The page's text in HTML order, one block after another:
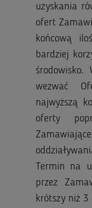
uzyskania
ofert
końcową
bardziej
wezwać
najwyższą
oferty
Termin na
przez
krótszy niż 3